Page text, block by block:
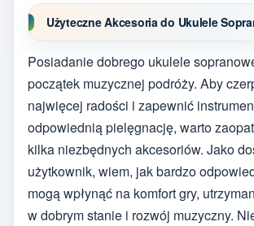
Użyteczne Akcesoria do Ukulele
Posiadanie dobrego ukulele
początek muzycznej podróży. Aby
najwięcej radości i zapewnić
odpowiednią pielęgnację, warto
kilka niezbędnych akcesoriów. Jako
użytkownik, wiem, jak bardzo
mogą wpłynąć na komfort gry,
w dobrym stanie i rozwój muzyczny.